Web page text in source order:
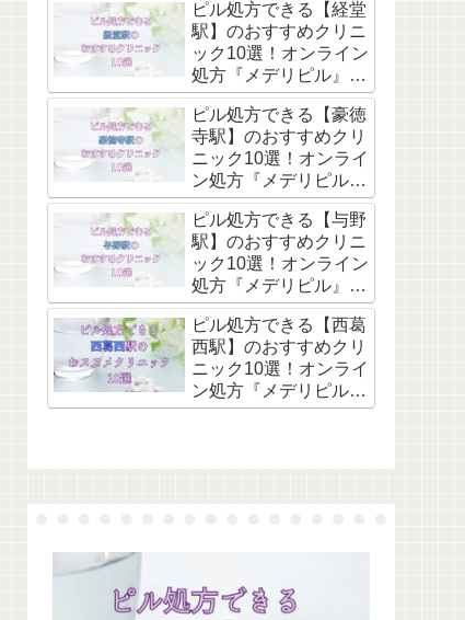
ピル処方できる【経堂
駅】のおすすめクリニ
ック10選！オンライン
処方『メデリピル』も
解説
ピル処方できる【豪徳
寺駅】のおすすめクリ
ニック10選！オンライ
ン処方『メデリピル』
も解説
ピル処方できる【与野
駅】のおすすめクリニ
ック10選！オンライン
処方『メデリピル』も
解説
ピル処方できる【西葛
西駅】のおすすめクリ
ニック10選！オンライ
ン処方『メデリピル』
も解説